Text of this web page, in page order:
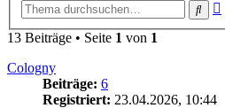
13 Beiträge • Seite 1 von 1
Cologny
Beiträge: 6
Registriert: 23.04.2026, 10:44